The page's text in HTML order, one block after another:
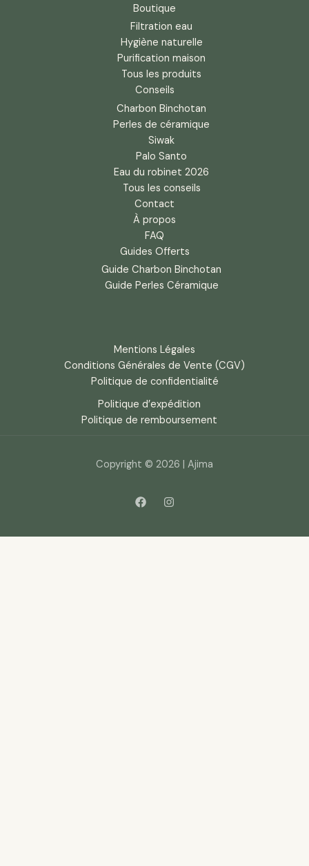
Boutique
Filtration eau
Hygiène naturelle
Purification maison
Tous les produits
Conseils
Charbon Binchotan
Perles de céramique
Siwak
Palo Santo
Eau du robinet 2026
Tous les conseils
Contact
À propos
FAQ
Guides Offerts
Guide Charbon Binchotan
Guide Perles Céramique
Mentions Légales
Conditions Générales de Vente (CGV)
Politique de confidentialité
Politique d’expédition
Politique de remboursement
Copyright © 2026 | Ajima